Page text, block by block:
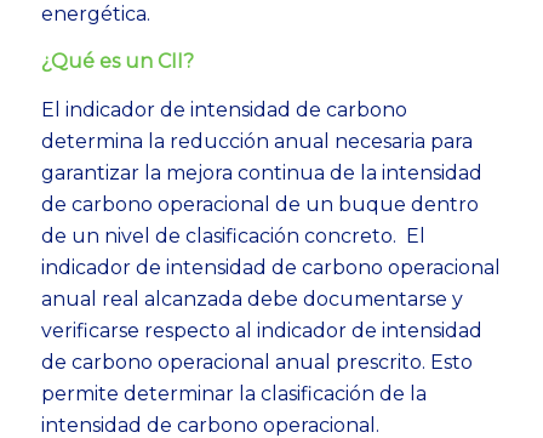
energética.
¿Qué es un CII?
El indicador de intensidad de carbono
determina la reducción anual necesaria para
garantizar la mejora continua de la intensidad
de carbono operacional de un buque dentro
de un nivel de clasificación concreto. El
indicador de intensidad de carbono operacional
anual real alcanzada debe documentarse y
verificarse respecto al indicador de intensidad
de carbono operacional anual prescrito. Esto
permite determinar la clasificación de la
intensidad de carbono operacional.